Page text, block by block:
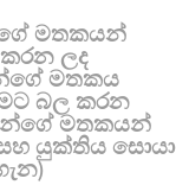
මතකයන්
ලද
මතකය
බල කරන
මතකයන්
යුක්තිය සොයා